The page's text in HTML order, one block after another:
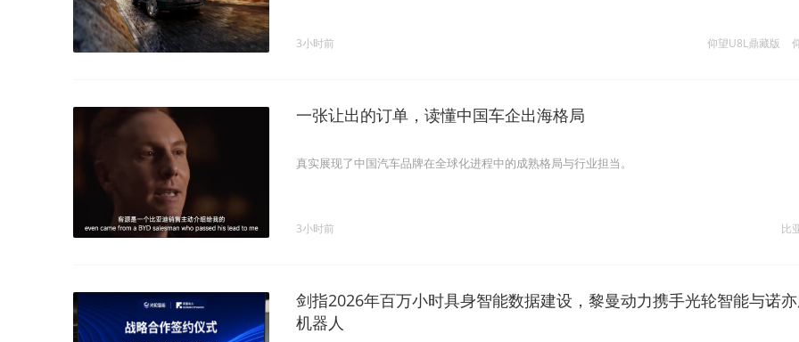
仰望U8L鼎藏版
3小时前
一张让出的订单，读懂中国车企出海格局
真实展现了中国汽车品牌在全球化进程中的成熟格局与行业担当。
比
3小时前
剑指2026年百万小时具身智能数据建设，黎曼动力携手光轮智能与诺
机器人